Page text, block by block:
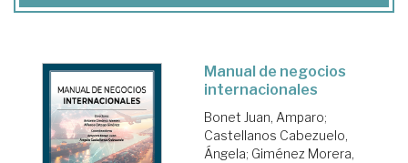
Manual de negocios
internacionales
Bonet Juan, Amparo;
Castellanos Cabezuelo,
Ángela; Giménez Morera,